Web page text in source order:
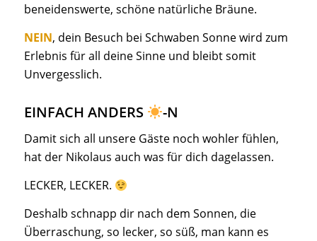
beneidenswerte, schöne natürliche Bräune.
NEIN, dein Besuch bei Schwaben Sonne wird zum
Erlebnis für all deine Sinne und bleibt somit
Unvergesslich.
EINFACH ANDERS -N
Damit sich all unsere Gäste noch wohler fühlen,
hat der Nikolaus auch was für dich dagelassen.
LECKER, LECKER.
Deshalb schnapp dir nach dem Sonnen, die
Überraschung, so lecker, so süß, man kann es